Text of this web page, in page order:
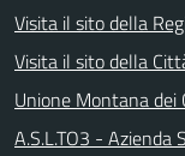
Visita il sito della
Visita il sito della
Unione Montana dei
A.S.L.TO3 - Azienda